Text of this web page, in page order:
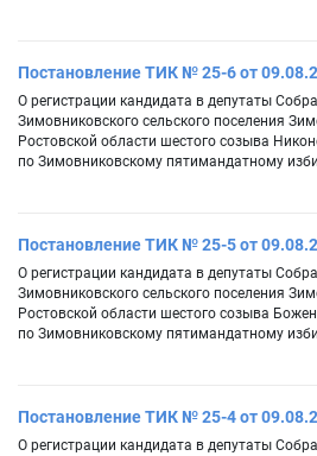
Постановление ТИК № 25-6 от
О регистрации кандидата в депутаты
Зимовниковского сельского поселения
Ростовской области шестого созыва
по Зимовниковскому пятимандатному
Постановление ТИК № 25-5 от
О регистрации кандидата в депутаты
Зимовниковского сельского поселения
Ростовской области шестого созыва
по Зимовниковскому пятимандатному
Постановление ТИК № 25-4 от
О регистрации кандидата в депутаты